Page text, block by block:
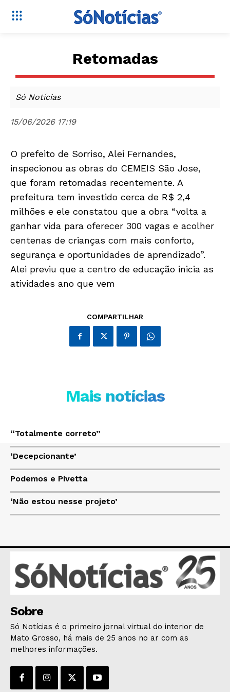
HOME
POLÍTICA
GERAL
EDUCAÇÃO
ÚLTIMAS NOTÍCIAS
Retomadas
Só Notícias
15/06/2026 17:19
O prefeito de Sorriso, Alei Fernandes,
inspecionou as obras do CEMEIS São Jose,
que foram retomadas recentemente. A
prefeitura tem investido cerca de R$ 2,4
milhões e ele constatou que a obra “volta a
ganhar vida para oferecer 300 vagas e acolher
centenas de crianças com mais conforto,
segurança e oportunidades de aprendizado”.
Alei previu que a centro de educação inicia as
atividades ano que vem
COMPARTILHAR
Mais notícias
“Totalmente correto”
‘Decepcionante’
Podemos e Pivetta
‘Não estou nesse projeto’
Sobre
Só Notícias é o primeiro jornal virtual do interior de
Mato Grosso, há mais de 25 anos no ar com as
melhores informações.